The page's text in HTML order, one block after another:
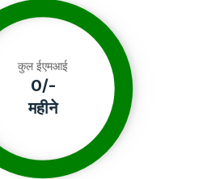
कुल ईएमआई
0/-
महीने